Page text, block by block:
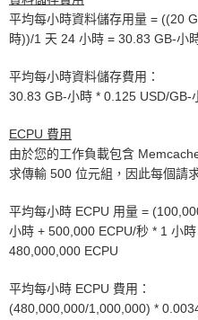
平均每小時資料儲存用量 = ((20
時))/1 天 24 小時 = 30.83 GB-小
平均每小時資料儲存費用：
30.83 GB-小時 * 0.125 USD/GB-
ECPU 費用
由於您的工作負載包含
求傳輸 500 位元組，因此每個請
平均每小時 ECPU 用量 =
小時 + 500,000 ECPU/秒 * 1 小
480,000,000 ECPU
平均每小時 ECPU 費用：
(480,000,000/1,000,000) *